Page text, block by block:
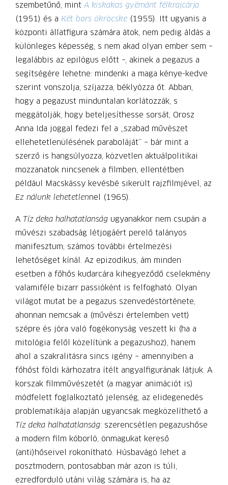
szembetűnő, mint A kiskakas gyémánt félkrajcárja
(1951) és a Két bors ökröcske (1955). Itt ugyanis a
központi állatfigura számára átok, nem pedig áldás a
különleges képesség, s nem akad olyan ember sem –
legalábbis az epilógus előtt –, akinek a pegazus a
segítségére lehetne: mindenki a maga kénye-kedve
szerint vonszolja, szíjazza, béklyózza őt. Abban,
hogy a pegazust minduntalan korlátozzák, s
meggátolják, hogy beteljesíthesse sorsát, Orosz
Anna Ida joggal fedezi fel a „szabad művészet
ellehetetlenülésének paraboláját” – bár mint a
szerző is hangsúlyozza, közvetlen aktuálpolitikai
mozzanatok nincsenek a filmben, ellentétben
például Macskássy kevésbé sikerült rajzfilmjével, az
Ez nálunk lehetetlennel (1965).
A Tíz deka halhatatlanság ugyanakkor nem csupán a
művészi szabadság létjogáért perelő talányos
manifesztum; számos további értelmezési
lehetőséget kínál. Az epizodikus, ám minden
esetben a főhős kudarcára kihegyeződő cselekmény
valamiféle bizarr passióként is felfogható. Olyan
világot mutat be a pegazus szenvedéstörténete,
ahonnan nemcsak a (művészi értelemben vett)
szépre és jóra való fogékonyság veszett ki (ha a
mitológia felől közelítünk a pegazushoz), hanem
ahol a szakralitásra sincs igény – amennyiben a
főhőst földi kárhozatra ítélt angyalfigurának látjuk. A
korszak filmművészetét (a magyar animációt is)
módfelett foglalkoztató jelenség, az elidegenedés
problematikája alapján ugyancsak megközelíthető a
Tíz deka halhatatlanság: szerencsétlen pegazushőse
a modern film kóborló, önmagukat kereső
(anti)hőseivel rokonítható. Húsbavágó lehet a
posztmodern, pontosabban már azon is túli,
ezredforduló utáni világ számára is, ha az